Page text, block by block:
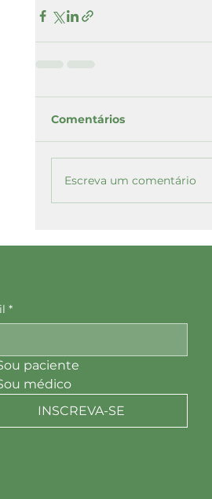
Comentários
Escreva um comentário
Terms
*
paciente
médico
INSCREVA-SE